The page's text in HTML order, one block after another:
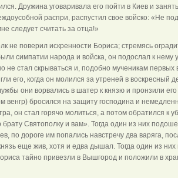
Дружина уговаривала его пойти в Киев и
распри, распустил свое войско: «Не
следует считать за отца!»
не поверил искренности Бориса; стремясь
симпатии народа и войска, он подослал к
стал скрываться и, подобно мученикам первых
его, когда он молился за утреней в воскресный
они ворвались в шатер к князю и пронзили
венгр) бросился на защиту господина и
он стал горячо молиться, а потом обратился к
Святополку и вам». Тогда один из них
по дороге им попались навстречу два варяга,
еще жив, хотя и едва дышал. Тогда один из
тайно привезли в Вышгород и положили в